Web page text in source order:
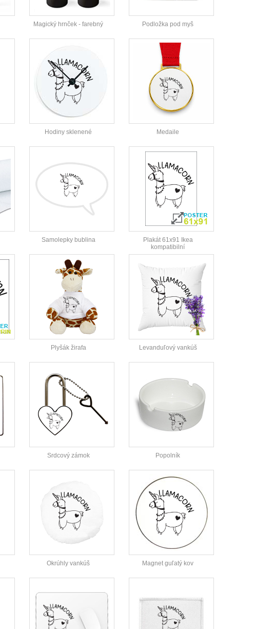
Magický hrnček - farebný Podložka pod myš
Hodiny sklenené Medaile
Samolepky bublina
Plakát 61x91 Ikea
kompatibilní
Plyšák žirafa Levanduľový vankúš
Srdcový zámok Popolník
Okrúhly vankúš Magnet guľatý kov